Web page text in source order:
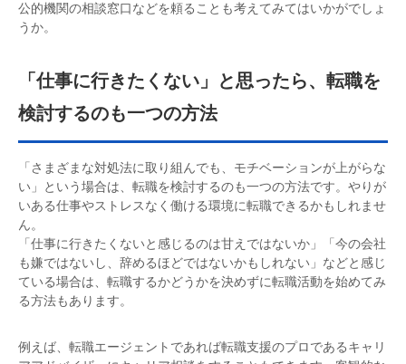
公的機関の相談窓口などを頼ることも考えてみてはいかがでしょ
うか。
「仕事に行きたくない」と思ったら、転職を
検討するのも一つの方法
「さまざまな対処法に取り組んでも、モチベーションが上がらな
い」という場合は、転職を検討するのも一つの方法です。やりが
いある仕事やストレスなく働ける環境に転職できるかもしれませ
ん。
「仕事に行きたくないと感じるのは甘えではないか」「今の会社
も嫌ではないし、辞めるほどではないかもしれない」などと感じ
ている場合は、転職するかどうかを決めずに転職活動を始めてみ
る方法もあります。
例えば、転職エージェントであれば転職支援のプロであるキャリ